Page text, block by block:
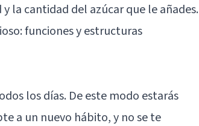
la cantidad del azúcar que le añades.
funciones y estructuras
los días. De este modo estarás
a un nuevo hábito, y no se te